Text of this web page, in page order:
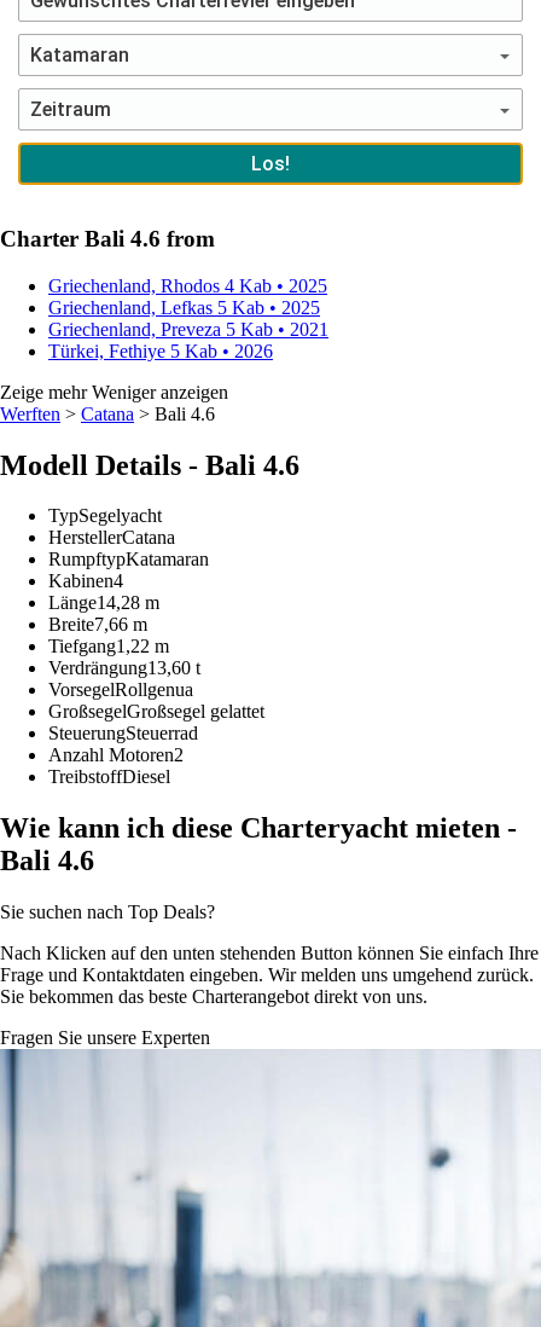
Charter Bali 4.6 from
Griechenland, Rhodos 4 Kab • 2025
Griechenland, Lefkas 5 Kab • 2025
Griechenland, Preveza 5 Kab • 2021
Türkei, Fethiye 5 Kab • 2026
Zeige mehr Weniger anzeigen
Werften > Catana > Bali 4.6
Modell Details - Bali 4.6
TypSegelyacht
HerstellerCatana
RumpftypKatamaran
Kabinen4
Länge14,28 m
Breite7,66 m
Tiefgang1,22 m
Verdrängung13,60 t
VorsegelRollgenua
GroßsegelGroßsegel gelattet
SteuerungSteuerrad
Anzahl Motoren2
TreibstoffDiesel
Wie kann ich diese Charteryacht mieten -
Bali 4.6
Sie suchen nach Top Deals?
Nach Klicken auf den unten stehenden Button können Sie einfach Ihre
Frage und Kontaktdaten eingeben. Wir melden uns umgehend zurück.
Sie bekommen das beste Charterangebot direkt von uns.
Fragen Sie unsere Experten